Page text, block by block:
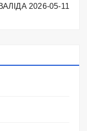
2026-05-11